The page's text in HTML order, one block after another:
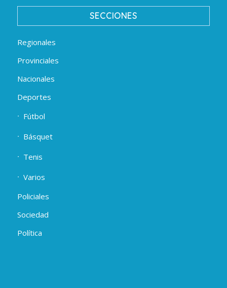
SECCIONES
Regionales
Provinciales
Nacionales
Deportes
Fútbol
Básquet
Tenis
Varios
Policiales
Sociedad
Política